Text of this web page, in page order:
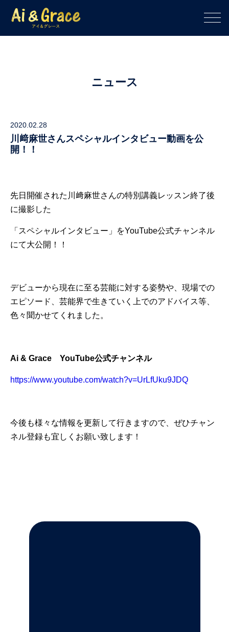
ニュース
2020.02.28
川﨑麻世さんスペシャルインタビュー動画を公
開！！
先日開催された川﨑麻世さんの特別講義レッスン終了後
に撮影した
「スペシャルインタビュー」をYouTube公式チャンネル
にて大公開！！
デビューから現在に至る芸能に対する姿勢や、現場での
エピソード、芸能界で生きていく上でのアドバイス等、
色々聞かせてくれました。
Ai & Grace YouTube公式チャンネル
https://www.youtube.com/watch?v=UrLfUku9JDQ
今後も様々な情報を更新して行きますので、ぜひチャン
ネル登録も宜しくお願い致します！